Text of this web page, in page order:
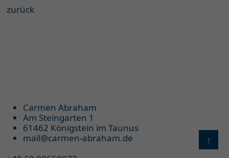
zurück
Carmen Abraham
Am Steingarten 1
61462 Königstein im Taunus
mail@carmen-abraham.de
↑